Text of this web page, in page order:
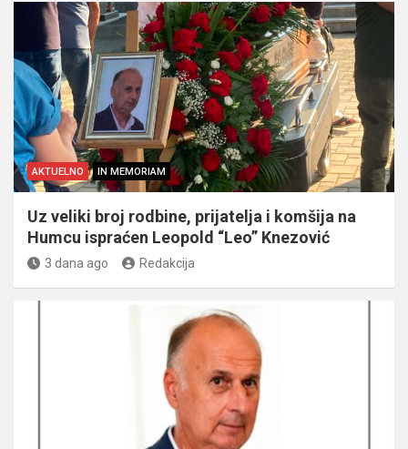
AKTUELNO IN MEMORIAM
Uz veliki broj rodbine, prijatelja i komšija na
Humcu ispraćen Leopold “Leo” Knezović
3 dana ago Redakcija